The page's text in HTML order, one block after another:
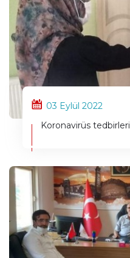
03 Eylül 2022
Koronavirüs tedbirleri